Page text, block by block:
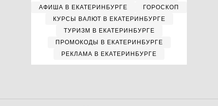
АФИША В ЕКАТЕРИНБУРГЕ
ГОРОСКОП
КУРСЫ ВАЛЮТ В ЕКАТЕРИНБУРГЕ
ТУРИЗМ В ЕКАТЕРИНБУРГЕ
ПРОМОКОДЫ В ЕКАТЕРИНБУРГЕ
РЕКЛАМА В ЕКАТЕРИНБУРГЕ